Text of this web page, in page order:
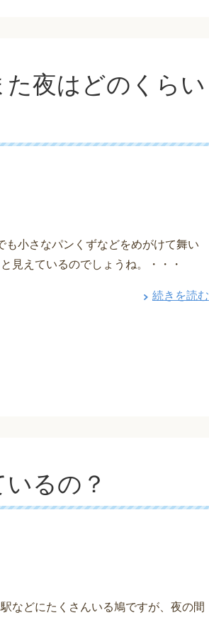
夜はどのくらい
も小さなパンくずなどをめがけて舞い
見えているのでしょうね。・・・
続きを読む
るの？
などにたくさんいる鳩ですが、夜の間